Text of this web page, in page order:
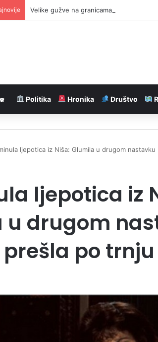
Velike gužve na granicama BiH, najduže
Politika Hronika Društvo
ljepotica iz Niša: Glumila u drugom
ljepotica iz
u drugom
prešla po